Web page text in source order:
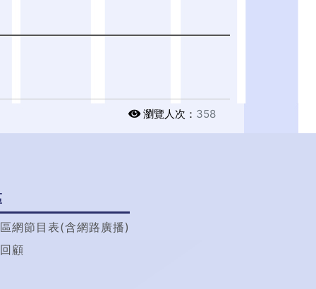
瀏覽人次： 358
網節目表(含網路廣播)
顧